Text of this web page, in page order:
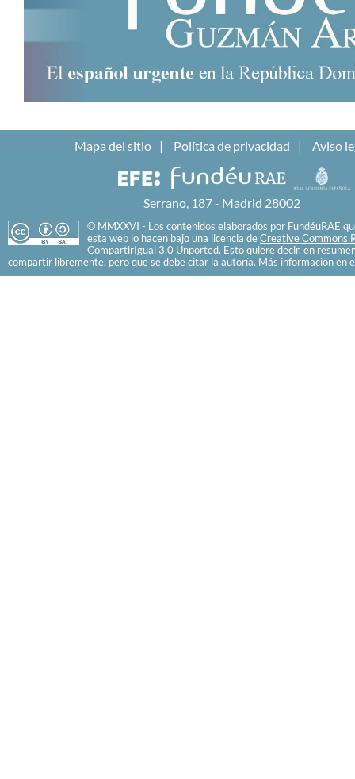
Mapa del sitio Política de privacidad Aviso
Serrano, 187 - Madrid 28002
© MMXXVI - Los contenidos elaborados por FundéuRAE
esta web lo hacen bajo una licencia de Creative Commons
CompartirIgual 3.0 Unported. Esto quiere decir, en
compartir libremente, pero que se debe citar la autoría. Más información en